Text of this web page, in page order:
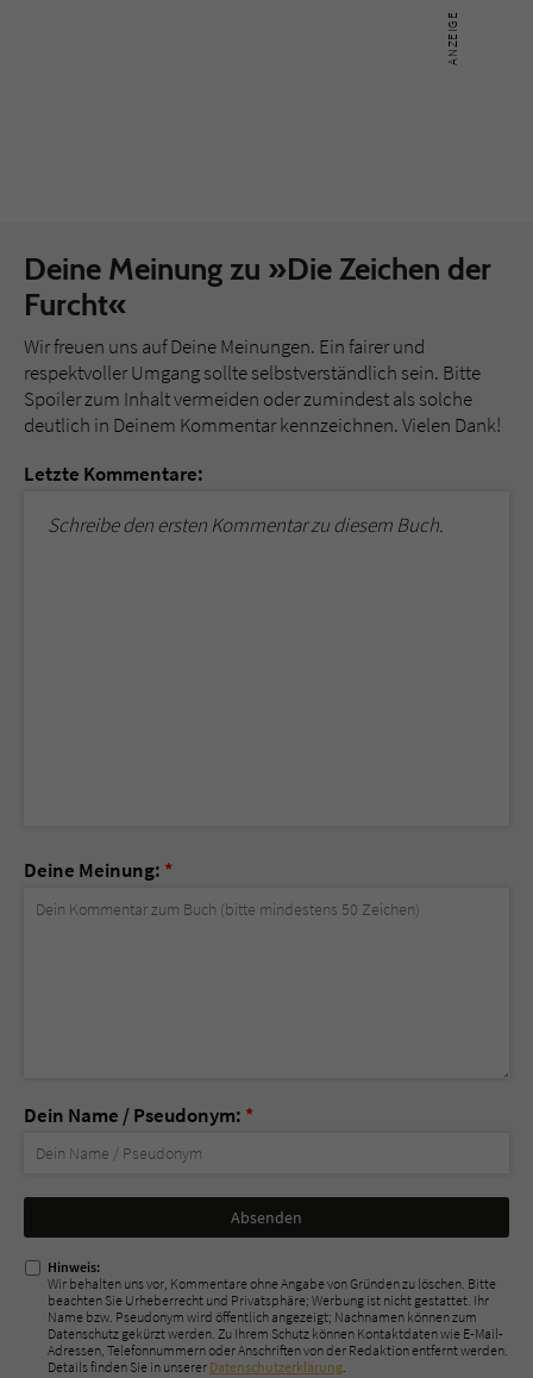
Deine Meinung zu »Die Zeichen der
Furcht«
Wir freuen uns auf Deine Meinungen. Ein fairer und
respektvoller Umgang sollte selbstverständlich sein. Bitte
Spoiler zum Inhalt vermeiden oder zumindest als solche
deutlich in Deinem Kommentar kennzeichnen. Vielen Dank!
Letzte Kommentare:
Schreibe den ersten Kommentar zu diesem Buch.
Deine Meinung: *
Dein Name / Pseudonym: *
Nicht
ausfüllen!
Hinweis:
Wir behalten uns vor, Kommentare ohne Angabe von Gründen zu löschen. Bitte
beachten Sie Urheberrecht und Privatsphäre; Werbung ist nicht gestattet. Ihr
Name bzw. Pseudonym wird öffentlich angezeigt; Nachnamen können zum
Datenschutz gekürzt werden. Zu Ihrem Schutz können Kontaktdaten wie E-Mail-
Adressen, Telefonnummern oder Anschriften von der Redaktion entfernt werden.
Details finden Sie in unserer Datenschutzerklärung.